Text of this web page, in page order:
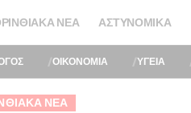
ΝΈΑ ΑΣΤΥΝΟΜΙΚΆ
ΟΙΚΟΝΟΜΙΑ ΥΓΕΙΑ
ΝΈΑ